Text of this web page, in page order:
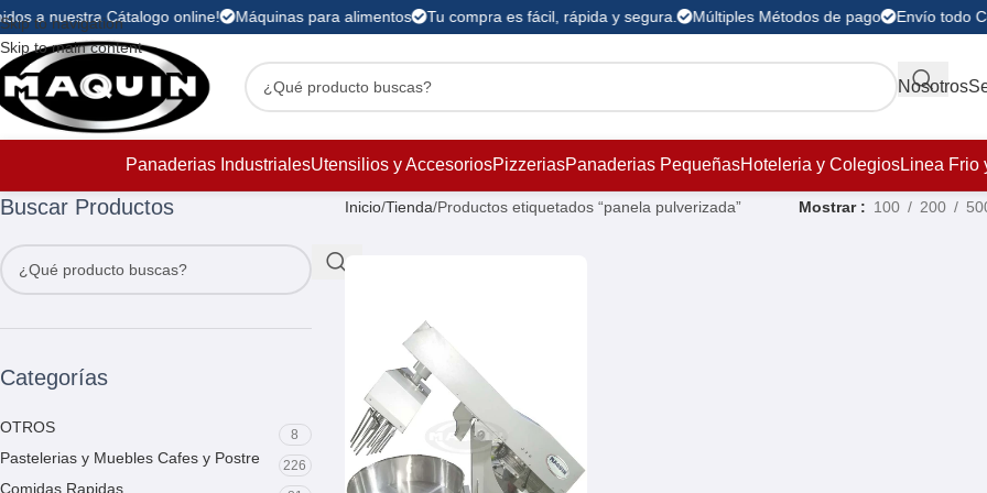
Skip to navigation
Skip to main content
a nuestra Cátalogo online! Máquinas para alimentos Tu compra es fácil, rápida y segura. Múltiples Métodos de pago Envío todo
Nosotros
Panaderias IndustrialesUtensilios y AccesoriosPizzeriasPanaderias PequeñasHoteleria y ColegiosLinea Frio
Buscar Productos
Categorías
OTROS 8
Pastelerias y Muebles Cafes y Postre 226
Comidas Rapidas
Inicio Tienda Productos etiquetados “panela pulverizada” Mostrar 100 200